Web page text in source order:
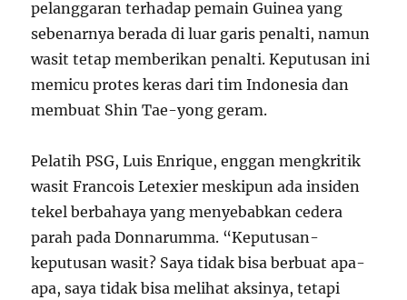
pelanggaran terhadap pemain Guinea yang
sebenarnya berada di luar garis penalti, namun
wasit tetap memberikan penalti. Keputusan ini
memicu protes keras dari tim Indonesia dan
membuat Shin Tae-yong geram.
Pelatih PSG, Luis Enrique, enggan mengkritik
wasit Francois Letexier meskipun ada insiden
tekel berbahaya yang menyebabkan cedera
parah pada Donnarumma. “Keputusan-
keputusan wasit? Saya tidak bisa berbuat apa-
apa, saya tidak bisa melihat aksinya, tetapi